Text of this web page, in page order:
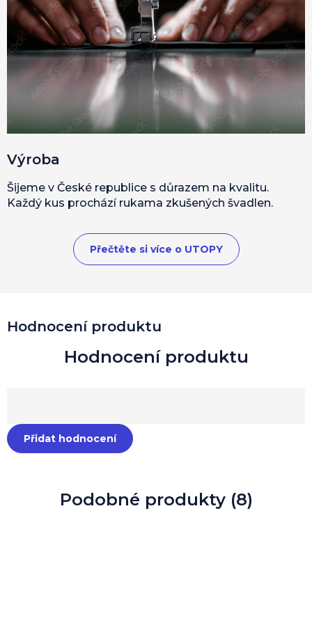
Podobné produkty (8)
Hodnocení produktu
Přidat hodnocení
Výroba
Šijeme v České republice s důrazem na kvalitu.
Každý kus prochází rukama zkušených švadlen.
Přečtěte si více o UTOPY